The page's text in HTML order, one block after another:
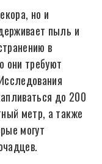
но и
пыль и
в
они требуют
до 200
метр, а также
могут